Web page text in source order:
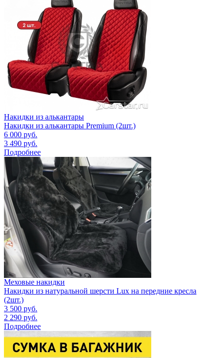
Накидки из алькантары
Накидки из алькантары Premium (2шт.)
6 000 руб.
3 490 руб.
Подробнее
Меховые накидки
Накидки из натуральной шерсти Lux на передние кресла
(2шт.)
3 500 руб.
2 290 руб.
Подробнее